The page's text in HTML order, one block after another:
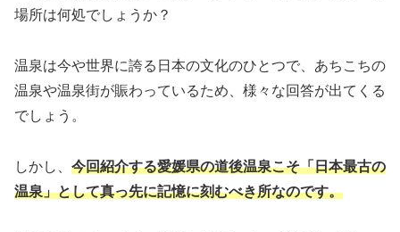
場所は何処でしょうか？
温泉は今や世界に誇る日本の文化のひとつで、あちこちの
温泉や温泉街が賑わっているため、様々な回答が出てくる
でしょう。
しかし、 今回紹介する愛媛県の道後温泉こそ「日本最古の
温泉」として真っ先に記憶に刻むべき所なのです。